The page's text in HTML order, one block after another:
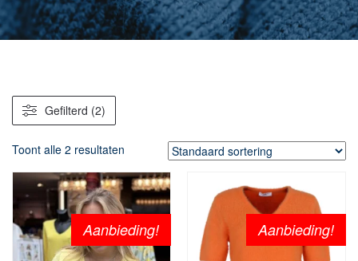
Gefilterd (2)
Toont alle 2 resultaten
Aanbieding! Aanbieding!